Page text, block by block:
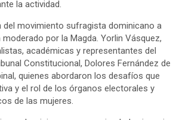
la actividad.
movimiento sufragista dominicano a
por la Magda. Yorlin Vásquez,
académicas y representantes del
Constitucional, Dolores Fernández de
quienes abordaron los desafíos que
y el rol de los órganos electorales y
de las mujeres.